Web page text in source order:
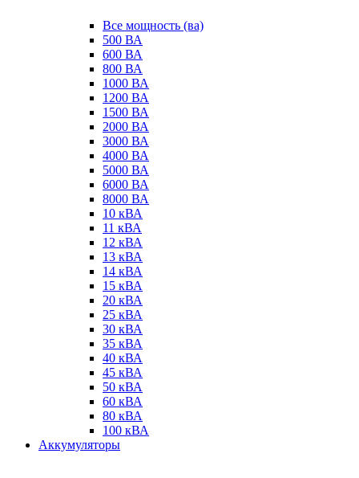
Все мощность (ва)
500 ВА
600 ВА
800 ВА
1000 ВА
1200 ВА
1500 ВА
2000 ВА
3000 ВА
4000 ВА
5000 ВА
6000 ВА
8000 ВА
10 кВА
11 кВА
12 кВА
13 кВА
14 кВА
15 кВА
20 кВА
25 кВА
30 кВА
35 кВА
40 кВА
45 кВА
50 кВА
60 кВА
80 кВА
100 кВА
Аккумуляторы